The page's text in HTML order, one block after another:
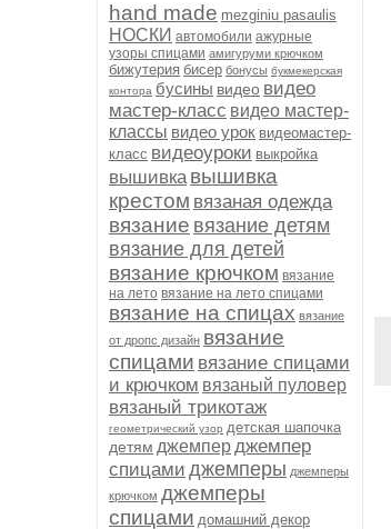
hand made mezginiu pasaulis
НОСКИ автомобили ажурные
узоры спицами амигуруми крючком
бижутерия бисер бонусы букмекерская
контора бусины видео видео
мастер-класс видео мастер-
классы видео урок видеомастер-
класс видеоуроки выкройка
вышивка вышивка
крестом вязаная одежда
вязание вязание детям
вязание для детей
вязание крючком вязание
на лето вязание на лето спицами
вязание на спицах вязание
от дропс дизайн вязание
спицами вязание спицами
и крючком вязаный пуловер
вязаный трикотаж
геометрический узор детская шапочка
детям джемперджемпер
спицами джемперы джемперы
крючком джемперы
спицами домашний декор